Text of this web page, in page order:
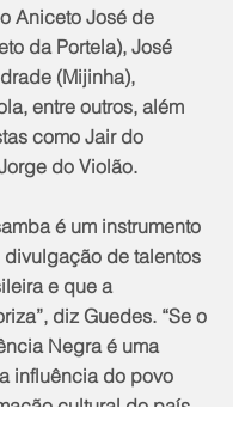
Aniceto José de
da Portela), José
(Mijinha),
entre outros, além
como Jair do
do Violão.
de talentos
e que a
diz Guedes. “Se o
Negra é uma
influência do povo
cultural do país,